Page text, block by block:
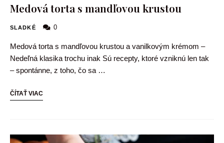
Medová torta s mandľovou krustou
SLADKÉ 0
Medová torta s mandľovou krustou a vanilkovým krémom –
Nedeľná klasika trochu inak Sú recepty, ktoré vzniknú len tak
– spontánne, z toho, čo sa …
ČÍTAŤ VIAC